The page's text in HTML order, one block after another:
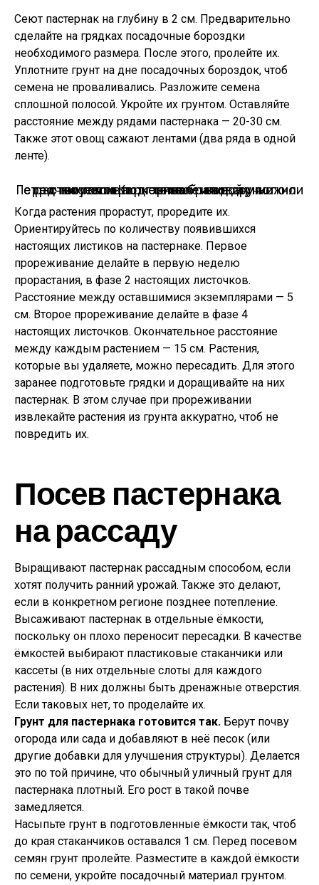
Сеют пастернак на глубину в 2 см. Предварительно
сделайте на грядках посадочные бороздки
необходимого размера. После этого, пролейте их.
Уплотните грунт на дне посадочных бороздок, чтоб
семена не проваливались. Разложите семена
сплошной полосой. Укройте их грунтом. Оставляйте
расстояние между рядами пастернака — 20-30 см.
Также этот овощ сажают лентами (два ряда в одной
ленте).
Перед посевом подготовленные лунки или строчки поливают теплой водой, можно раствором «Корневина» или другого стимулятора корнеобразования.
Когда растения прорастут, проредите их.
Ориентируйтесь по количеству появившихся
настоящих листиков на пастернаке. Первое
прореживание делайте в первую неделю
прорастания, в фазе 2 настоящих листочков.
Расстояние между оставшимися экземплярами — 5
см. Второе прореживание делайте в фазе 4
настоящих листочков. Окончательное расстояние
между каждым растением — 15 см. Растения,
которые вы удаляете, можно пересадить. Для этого
заранее подготовьте грядки и доращивайте на них
пастернак. В этом случае при прореживании
извлекайте растения из грунта аккуратно, чтоб не
повредить их.
Посев пастернака
на рассаду
Выращивают пастернак рассадным способом, если
хотят получить ранний урожай. Также это делают,
если в конкретном регионе позднее потепление.
Высаживают пастернак в отдельные ёмкости,
поскольку он плохо переносит пересадки. В качестве
ёмкостей выбирают пластиковые стаканчики или
кассеты (в них отдельные слоты для каждого
растения). В них должны быть дренажные отверстия.
Если таковых нет, то проделайте их.
Грунт для пастернака готовится так. Берут почву
огорода или сада и добавляют в неё песок (или
другие добавки для улучшения структуры). Делается
это по той причине, что обычный уличный грунт для
пастернака плотный. Его рост в такой почве
замедляется.
Насыпьте грунт в подготовленные ёмкости так, чтоб
до края стаканчиков оставался 1 см. Перед посевом
семян грунт пролейте. Разместите в каждой ёмкости
по семени, укройте посадочный материал грунтом.